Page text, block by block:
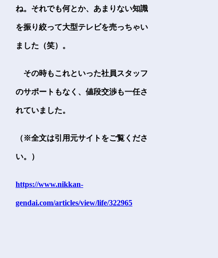
ね。それでも何とか、あまりない知識
を振り絞って大型テレビを売っちゃい
ました（笑）。
その時もこれといった社員スタッフ
のサポートもなく、値段交渉も一任さ
れていました。
（※全文は引用元サイトをご覧くださ
い。）
https://www.nikkan-
gendai.com/articles/view/life/322965